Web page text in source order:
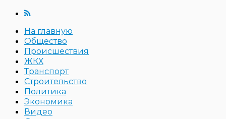
На главную
Общество
Происшествия
ЖКХ
Транспорт
Строительство
Политика
Экономика
Видео